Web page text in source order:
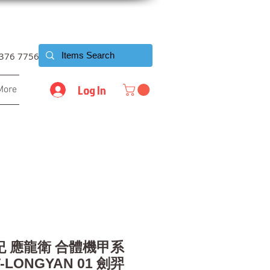
7756
Log In
應龍衛 合體機甲系
LONGYAN 01 劍羿